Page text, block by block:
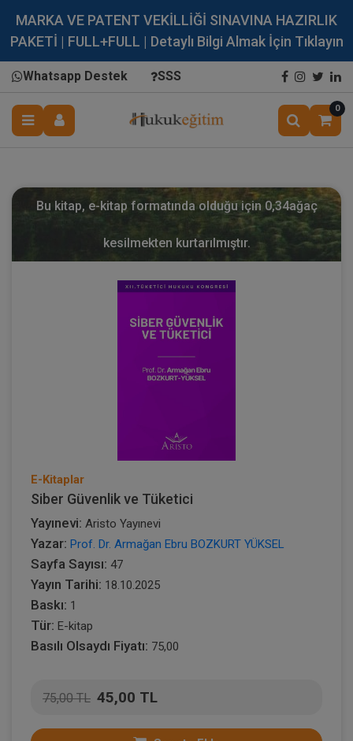
MARKA VE PATENT VEKİLLİĞİ SINAVINA HAZIRLIK
PAKETİ | FULL+FULL | Detaylı Bilgi Almak İçin Tıklayın
Whatsapp Destek SSS
0
Bu kitap, e-kitap formatında olduğu için 0,34ağaç
kesilmekten kurtarılmıştır.
E-Kitaplar
Siber Güvenlik ve Tüketici
Yayınevi: Aristo Yayınevi
Yazar: Prof. Dr. Armağan Ebru BOZKURT YÜKSEL
Sayfa Sayısı: 47
Yayın Tarihi: 18.10.2025
Baskı: 1
Tür: E-kitap
Basılı Olsaydı Fiyatı: 75,00
75,00 TL 45,00 TL